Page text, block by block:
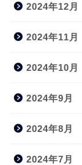
2024年12月
2024年11月
2024年10月
2024年9月
2024年8月
2024年7月